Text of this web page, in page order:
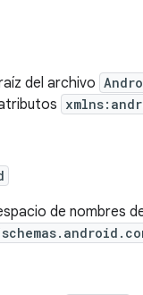
del archivo
de nombres